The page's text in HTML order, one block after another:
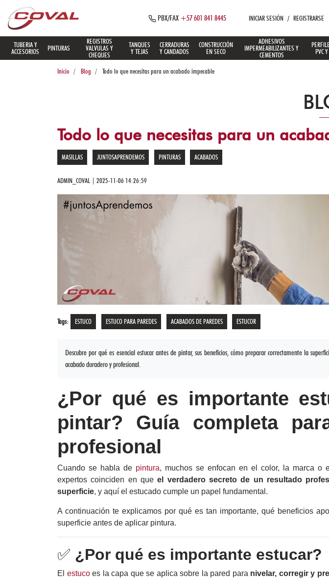
PBX/FAX +57 601 841 8445 INICIAR SESIÓN / REGISTRARSE
TUBERIA Y
ACCESORIOS
PINTURAS
REGISTROS
VALVULAS Y
CHEQUES
TANQUES
Y TEJAS
CERRADURAS
Y CANDADOS
CONSTRUCCIÓN
EN SECO
ADHESIVOS
IMPERMEABILIZANTES Y
CEMENTOS
PVC
¡Bienvenidos!
Inicio Blog Todo lo que necesitas para un acabado impecable
Todo lo que necesitas para un
MASILLAS JUNTOSAPRENDEMOS PINTURAS ACABADOS
ADMIN_COVAL | 2025-11-06 14:26:59
Tags: ESTUCO ESTUCO PARA PAREDES ACABADOS DE PAREDES ESTUCOR
Descubre por qué es esencial estucar antes de pintar, sus beneficios, cómo preparar correctamente la
acabado duradero y profesional.
¿Por qué es importante
pintar? Guía completa
profesional
Cuando se habla de pintura, muchos se enfocan en el color, la marca o
expertos coinciden en queel verdadero secreto de un resultado
superficie, y aquí el estucado cumple un papel fundamental.
A continuación te explicamos por qué es tan importante, qué beneficios
superficie antes de aplicar pintura.
✅ ¿Por qué es importante estucar?
El estucoes la capa que se aplica sobre la pared para nivelar, corregir y